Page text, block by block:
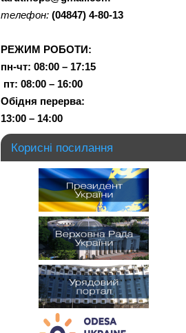
телефон: (04847) 4-80-13
РЕЖИМ РОБОТИ:
пн-чт: 08:00 – 17:15
пт: 08:00 – 16:00
Обідня перерва:
13:00 – 14:00
Корисні посилання